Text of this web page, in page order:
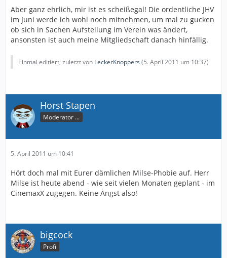
Aber ganz ehrlich, mir ist es scheißegal! Die ordentliche JHV
im Juni werde ich wohl noch mitnehmen, um mal zu gucken
ob sich in Sachen Aufstellung im Verein was ändert,
ansonsten ist auch meine Mitgliedschaft danach hinfällig.
Einmal editiert, zuletzt von LeckerKnoppers (5. April 2011 um 10:37)
Horst Stapen
Moderator ...
5. April 2011 um 10:41
Hört doch mal mit Eurer dämlichen Milse-Phobie auf. Herr
Milse ist heute abend - wie seit vielen Monaten geplant - im
CinemaxX zugegen. Keine Angst also!
bigcock
Profi